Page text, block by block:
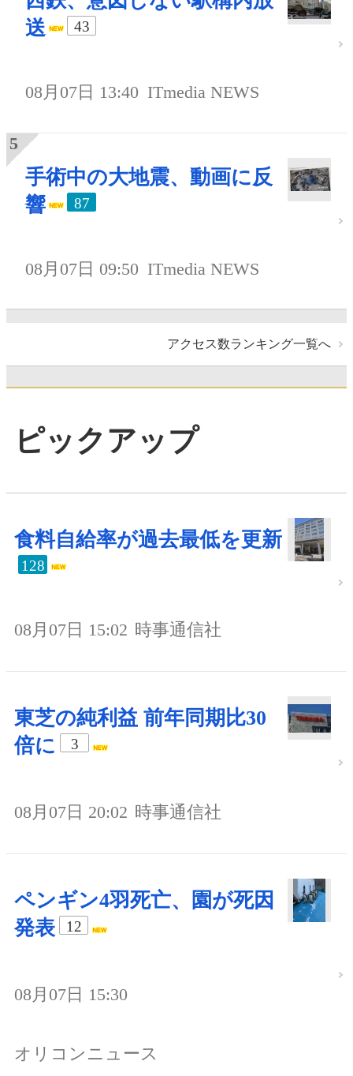
送
43
08月07日 13:40 ITmedia NEWS
手術中の大地震、動画に反
響
87
08月07日 09:50 ITmedia NEWS
アクセス数ランキング一覧へ
ピックアップ
食料自給率が過去最低を更新
128
08月07日 15:02 時事通信社
東芝の純利益 前年同期比30
倍に
3
08月07日 20:02 時事通信社
ペンギン4羽死亡、園が死因
発表
12
08月07日 15:30
オリコンニュース